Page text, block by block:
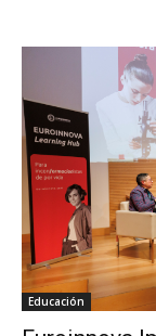
Educación